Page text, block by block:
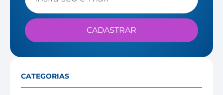
CADASTRAR
CATEGORIAS